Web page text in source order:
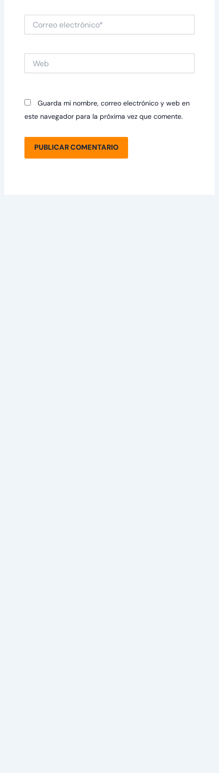
electrónico*
Guarda mi nombre, correo electrónico y web en
este navegador para la próxima vez que comente.